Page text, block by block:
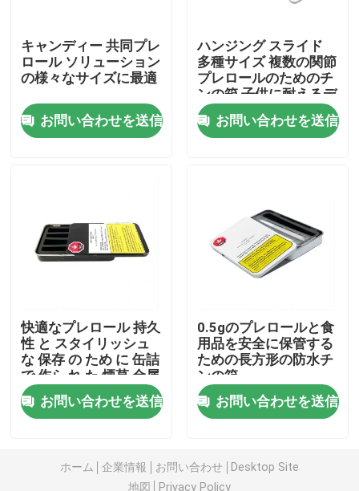
プロダクト
動画
工場旅行
お問い合わせ
ニュース
カスタム雑草パック
キャンディー 共同プレ
ロール ソリューション
の様々なサイズに最適
お問い合わせを送信
ハンジング スライド
多種サイズ 複数の関節
プレロールのためのチ
ンの箱 子供に耐えるデ
ザイン
お問い合わせを送信
快適なプレロール 持久
性 と スタイリッシュ
な 保存 の ため に 缶詰
で 作ら れ た 煙草 金属
缶詰
お問い合わせを送信
0.5gのプレロールと食
用品を安全に保管する
ための長方形の防水チ
ンの箱
お問い合わせを送信
ホーム 企業情報 お問い合わせ
Desktop Site
地図
Privacy Policy